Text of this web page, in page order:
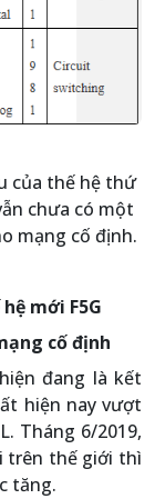
của thế hệ thứ
chưa có một
mạng cố định.
mới F5G
cố định
đang là kết
hiện nay vượt
Tháng 6/2019,
trên thế giới thì
tăng.